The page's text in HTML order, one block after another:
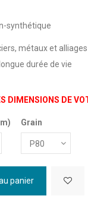
synthétique
métaux et
durée de vie
DIMENSIONS DE
Grain
panier